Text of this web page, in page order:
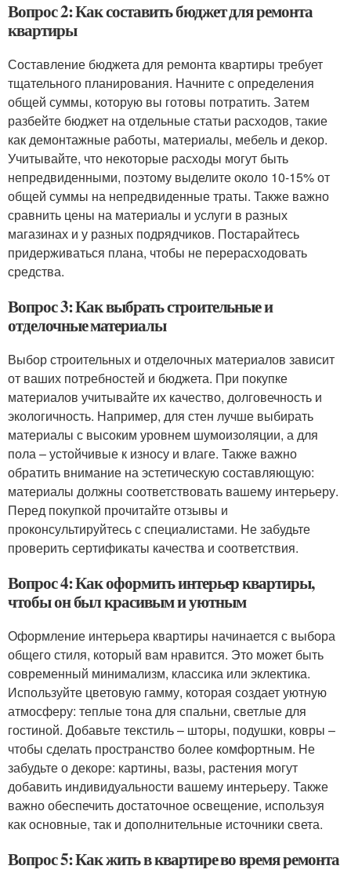
Вопрос 2: Как составить бюджет для ремонта
квартиры
Составление бюджета для ремонта квартиры требует
тщательного планирования. Начните с определения
общей суммы, которую вы готовы потратить. Затем
разбейте бюджет на отдельные статьи расходов, такие
как демонтажные работы, материалы, мебель и декор.
Учитывайте, что некоторые расходы могут быть
непредвиденными, поэтому выделите около 10-15% от
общей суммы на непредвиденные траты. Также важно
сравнить цены на материалы и услуги в разных
магазинах и у разных подрядчиков. Постарайтесь
придерживаться плана, чтобы не перерасходовать
средства.
Вопрос 3: Как выбрать строительные и
отделочные материалы
Выбор строительных и отделочных материалов зависит
от ваших потребностей и бюджета. При покупке
материалов учитывайте их качество, долговечность и
экологичность. Например, для стен лучше выбирать
материалы с высоким уровнем шумоизоляции, а для
пола – устойчивые к износу и влаге. Также важно
обратить внимание на эстетическую составляющую:
материалы должны соответствовать вашему интерьеру.
Перед покупкой прочитайте отзывы и
проконсультируйтесь с специалистами. Не забудьте
проверить сертификаты качества и соответствия.
Вопрос 4: Как оформить интерьер квартиры,
чтобы он был красивым и уютным
Оформление интерьера квартиры начинается с выбора
общего стиля, который вам нравится. Это может быть
современный минимализм, классика или эклектика.
Используйте цветовую гамму, которая создает уютную
атмосферу: теплые тона для спальни, светлые для
гостиной. Добавьте текстиль – шторы, подушки, ковры –
чтобы сделать пространство более комфортным. Не
забудьте о декоре: картины, вазы, растения могут
добавить индивидуальности вашему интерьеру. Также
важно обеспечить достаточное освещение, используя
как основные, так и дополнительные источники света.
Вопрос 5: Как жить в квартире во время ремонта